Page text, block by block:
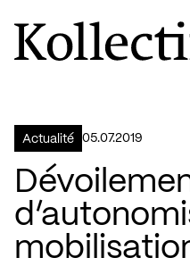
Aller à la page d'accueil
Logo Kollectif
Actualité 05.07.2019